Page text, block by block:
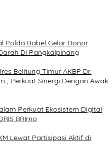
Polda Babel Gelar Donor
Di Pangkalpinang
Belitung Timur AKBP Dr.
, Perkuat Sinergi Dengan Awak
Perkuat Ekosistem Digital
BRImo
Lewat Partisipasi Aktif di